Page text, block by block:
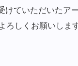
けていただいたア
ろしくお願いしま